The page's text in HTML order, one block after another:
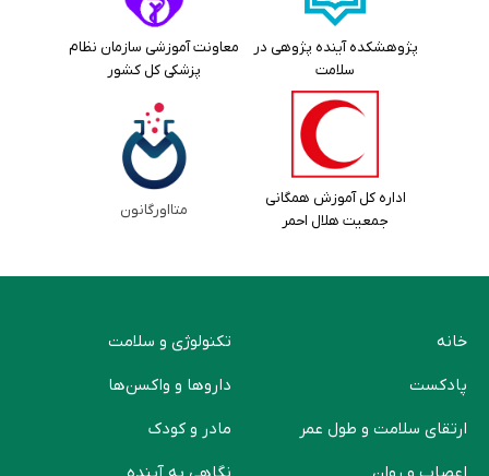
پژوهشکده آینده پژوهی در
سلامت
معاونت آموزشی سازمان نظام
پزشکی کل کشور
اداره کل آموزش همگانی
جمعیت هلال احمر
متااورگانون
خانه
پادکست
ارتقای سلامت و طول عمر
تکنولوژی و سلامت
دارو‌ها و واکسن‌ها
مادر و کودک